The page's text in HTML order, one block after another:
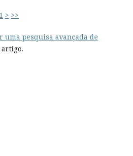
> >>
uma pesquisa avançada de